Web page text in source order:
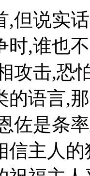
,但说实
时,谁也
攻击,恐
的语言,
佐是条
信主人